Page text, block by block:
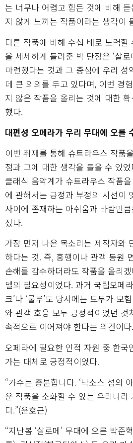
는 너무나 어렵고 힘든 것에 비해
지 않게 느끼는 작품이라는 생각이
다른 작품에 비해 수십 배로 노력할
을 세세하게 들려준 박 단장은 ‘살
마련했다는 것과 그 중심에 우리 성
데 큰 의의를 두고 있다며, 이번 경
지 않은 작품을 올리는 것에 대한
했다.
대편성 오페라가 우리 무대에 오를
이번 취재를 통해 슈트라우스 작품
점과 그에 대한 생각을 들을 수 있
클래식 음악계가 슈트라우스 작품
에 관해서는 긍정과 부정의 시선이
사이에 존재하는 아쉬움과 바람만
졌다.
가장 먼저 나온 목소리는 제작자와
하다는 것. 즉, 흥행이나 관객 동원
손해를 감수하더라도 작품을 올리
델의 필요성이었다. 과거 국립오페
크’나 ‘룰루’도 당시에는 모두가 모
와 관객 호응 모두 긍정적이었던 것
속적으로 이어져야 한다는 의견이다.
오페라에 필요한 인적 자원 중 한국
가는 대체로 긍정적이었다.
“가수는 충분합니다. ‘낙소스 섬의
운 작품을 소화할 수 있는 우리나라
다.”(윤호근)
“지난봄 ‘살로메’ 무대에 오른 박준